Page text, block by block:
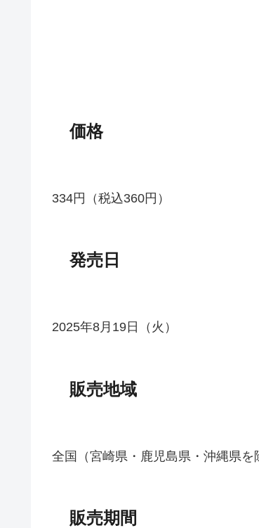
価格
334円（税込360円）
発売日
2025年8月19日（火）
販売地域
全国（宮崎県・鹿児島県・沖縄県を
販売期間